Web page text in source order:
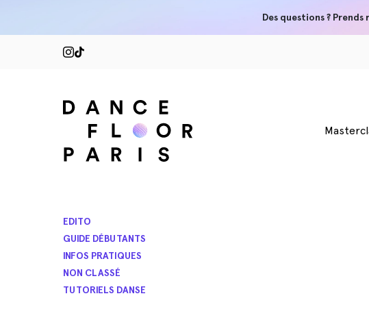
Des questions ?
EDITO
GUIDE DÉBUTANTS
INFOS PRATIQUES
NON CLASSÉ
TUTORIELS DANSE